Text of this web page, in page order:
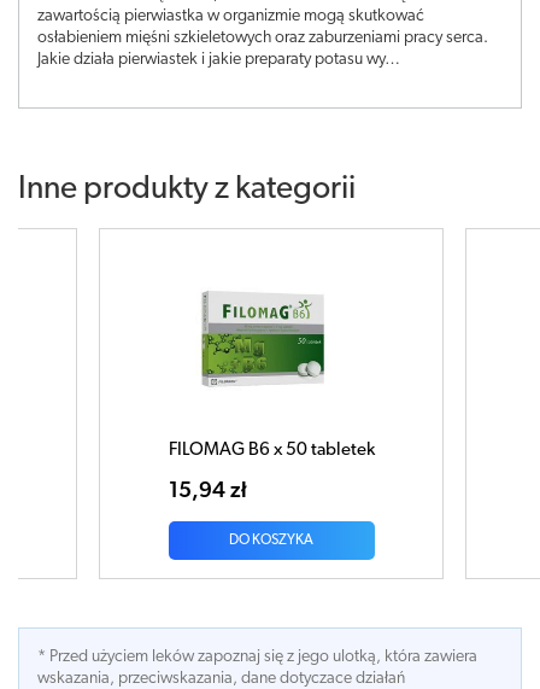
zawartością pierwiastka w organizmie mogą skutkować
osłabieniem mięśni szkieletowych oraz zaburzeniami pracy serca.
Jakie działa pierwiastek i jakie preparaty potasu wy…
Inne produkty z kategorii
FILOMAG B6 x 50 tabletek
15,94 zł
DO KOSZYKA
* Przed użyciem leków zapoznaj się z jego ulotką, która zawiera
wskazania, przeciwskazania, dane dotyczace działań